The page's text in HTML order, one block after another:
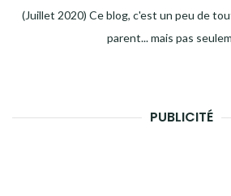
(Juillet 2020) Ce blog, c'est un peu de
parent... mais pas
PUBLICITÉ